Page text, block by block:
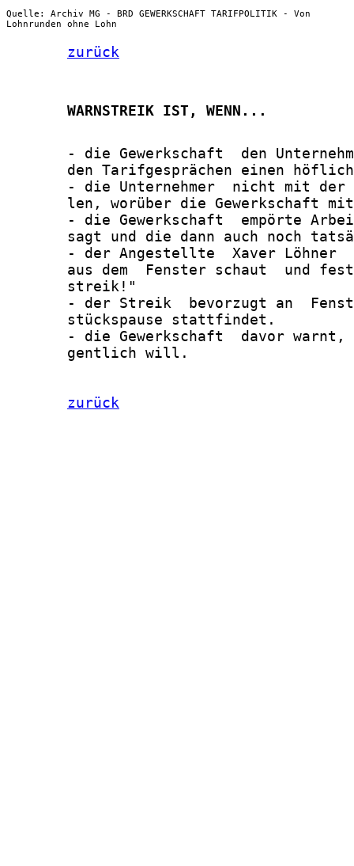
Quelle: Archiv MG - BRD GEWERKSCHAFT TARIFPOLITIK - Von
Lohnrunden ohne Lohn
zurück
       WARNSTREIK IST, WENN...
- die Gewerkschaft  den
den Tarifgesprächen einen
- die Unternehmer  nicht mit
len, worüber die Gewerkschaft
- die Gewerkschaft  empörte
sagt und die dann auch noch
- der Angestellte  Xaver Löhner
aus dem  Fenster schaut  und
       streik!"
- der Streik  bevorzugt an
       stückspause stattfindet.
- die Gewerkschaft  davor
       gentlich will.
zurück